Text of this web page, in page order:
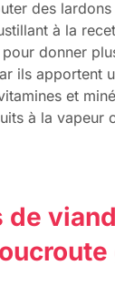
des
à la
donner
ils apportent
et
à la